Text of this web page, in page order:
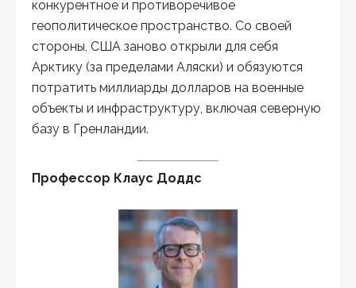
конкурентное и противоречивое
геополитическое пространство. Со своей
стороны, США заново открыли для себя
Арктику (за пределами Аляски) и обязуются
потратить миллиарды долларов на военные
объекты и инфраструктуру, включая северную
базу в Гренландии.
Профессор Клаус Доддс